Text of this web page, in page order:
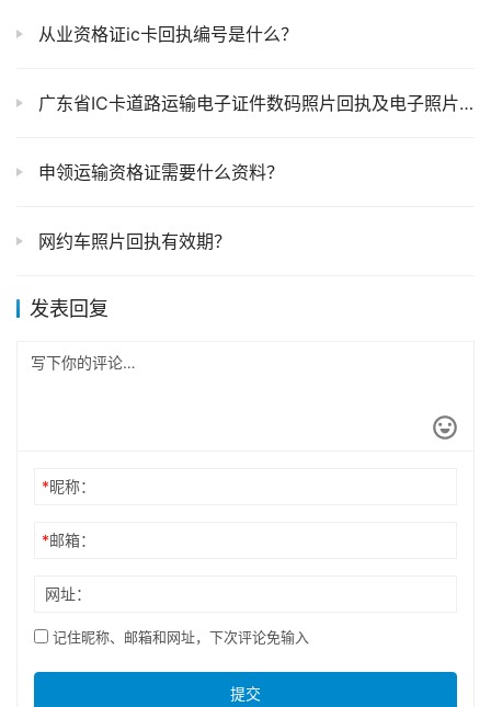
从业资格证ic卡回执编号是什么？
广东省IC卡道路运输电子证件数码照片回执及电子照片怎么办理？
申领运输资格证需要什么资料？
网约车照片回执有效期？
发表回复
*昵称：
*邮箱：
网址：
记住昵称、邮箱和网址，下次评论免输入
提交